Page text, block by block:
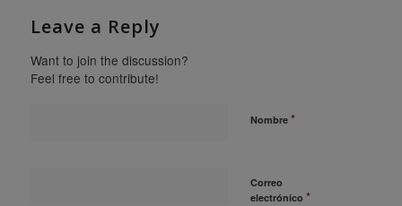
Leave a Reply
Want to join the discussion?
Feel free to contribute!
Nombre *
Correo
electrónico *